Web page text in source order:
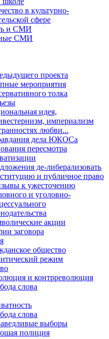
в культурно-
сфере
и СМИ
СМИ
проекта
мероприятия
толка
идея,
империализм
любви...
дела ЮКОСа
пересмотра
де-либерализовать
и публичное право
к ужесточению
и уголовно-
акции
заговора
общество
режим
и контрреволюция
слова
слова
выборы
полиция